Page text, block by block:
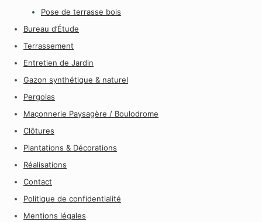
Pose de terrasse bois
Bureau d’Étude
Terrassement
Entretien de Jardin
Gazon synthétique & naturel
Pergolas
Maçonnerie Paysagère / Boulodrome
Clôtures
Plantations & Décorations
Réalisations
Contact
Politique de confidentialité
Mentions légales